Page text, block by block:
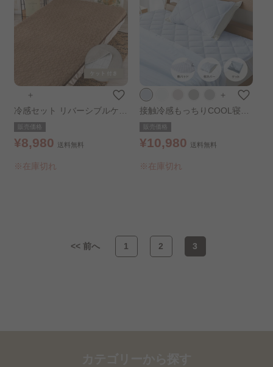
＋
冷感セット リバーシブルケッ
ト+敷パッド シングル 敷パッ
ド：ブラウン
販売価格
¥8,980 送料無料
※在庫切れ
＋
接触冷感もっちりCOOL寝具
セット シングル アイスブル
ー
販売価格
¥10,980 送料無料
※在庫切れ
<< 前へ 1 2 3